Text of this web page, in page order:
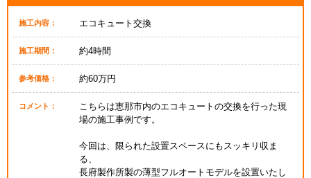
施工内容： エコキュート交換
施工期間： 約4時間
参考価格： 約60万円
コメント：
こちらは恵那市内のエコキュートの交換を行った現
場の施工事例です。
今回は、限られた設置スペースにもスッキリ収ま
る、
長府製作所製の薄型フルオートモデルを設置いたし